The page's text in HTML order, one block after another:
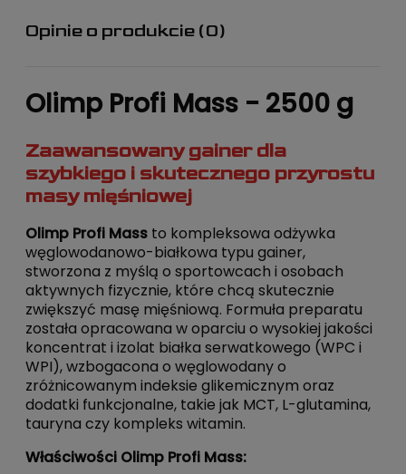
Opinie o produkcie (0)
Olimp Profi Mass - 2500 g
Zaawansowany gainer dla
szybkiego i skutecznego przyrostu
masy mięśniowej
Olimp Profi Mass to kompleksowa odżywka
węglowodanowo-białkowa typu gainer,
stworzona z myślą o sportowcach i osobach
aktywnych fizycznie, które chcą skutecznie
zwiększyć masę mięśniową. Formuła preparatu
została opracowana w oparciu o wysokiej jakości
koncentrat i izolat białka serwatkowego (WPC i
WPI), wzbogacona o węglowodany o
zróżnicowanym indeksie glikemicznym oraz
dodatki funkcjonalne, takie jak MCT, L-glutamina,
tauryna czy kompleks witamin.
Właściwości Olimp Profi Mass: